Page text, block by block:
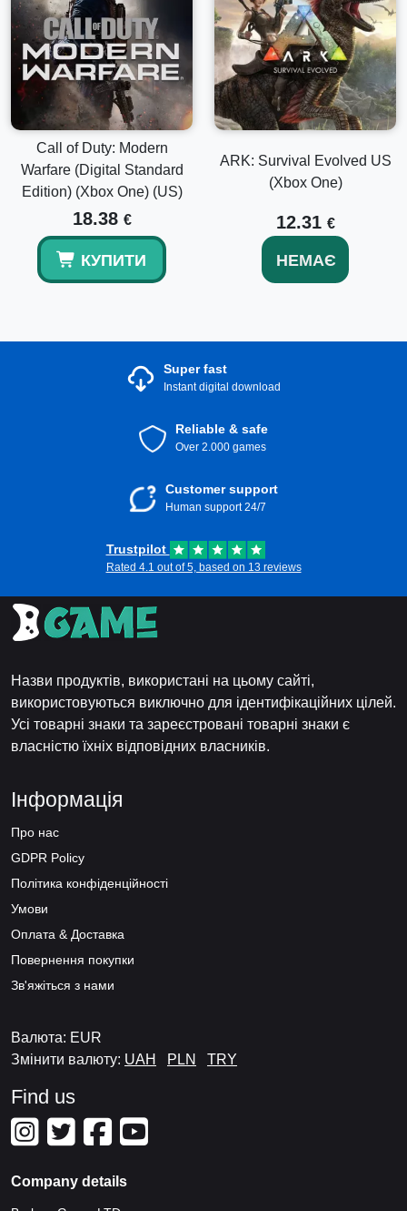
Call of Duty: Modern
Warfare (Digital Standard
Edition) (Xbox One) (US)
18.38 €
КУПИТИ
ARK: Survival Evolved US
(Xbox One)
12.31 €
НЕМАЄ
Super fast
Instant digital download
Reliable & safe
Over 2.000 games
Customer support
Human support 24/7
Trustpilot
Rated 4.1 out of 5, based on 13 reviews
Назви продуктів, використані на цьому сайті,
використовуються виключно для ідентифікаційних цілей.
Усі товарні знаки та зареєстровані товарні знаки є
власністю їхніх відповідних власників.
Інформація
Про нас
GDPR Policy
Політика конфіденційності
Умови
Оплата & Доставка
Повернення покупки
Зв'яжіться з нами
Валюта: EUR
Змінити валюту: UAH PLN TRY
Find us
Company details